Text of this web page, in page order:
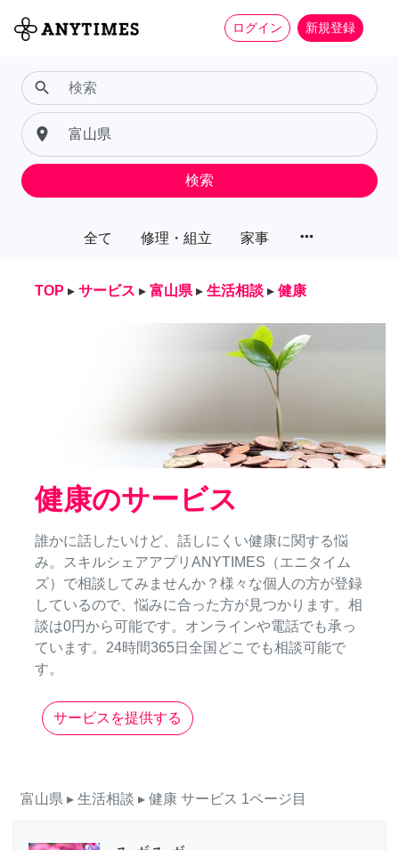
ログイン 新規登録
全て 修理・組立 家事 more_horiz
search
place
検索
TOP ▸ サービス ▸ 富山県 ▸ 生活相談 ▸ 健康
健康のサービス
誰かに話したいけど、話しにくい健康に関する悩
み。スキルシェアアプリANYTIMES（エニタイム
ズ）で相談してみませんか？様々な個人の方が登録
しているので、悩みに合った方が見つかります。相
談は0円から可能です。オンラインや電話でも承っ
ています。24時間365日全国どこでも相談可能で
す。
サービスを提供する
富山県 ▸ 生活相談 ▸ 健康 サービス 1ページ目